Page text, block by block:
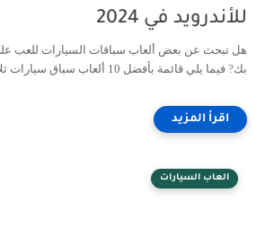
للأندرويد في 2024
هل تبحث عن بعض ألعاب سباقات السيارات للعب
بك? فيما يلي قائمة بأفضل 10 ألعاب سباق سيارات ثلاثية الأبعاد لنظام And...
العاب السيارات